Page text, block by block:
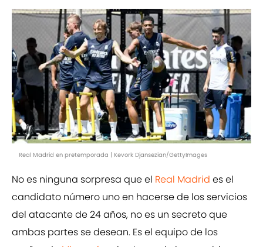
Real Madrid en pretemporada | Kevork Djansezian/GettyImages
No es ninguna sorpresa que el Real Madrid es el
candidato número uno en hacerse de los servicios
del atacante de 24 años, no es un secreto que
ambas partes se desean. Es el equipo de los